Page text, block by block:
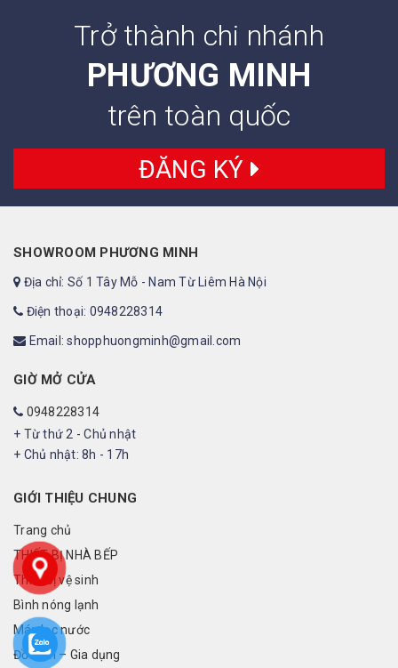
Trở thành chi nhánh
PHƯƠNG MINH
trên toàn quốc
ĐĂNG KÝ
SHOWROOM PHƯƠNG MINH
Địa chỉ: Số 1 Tây Mỗ - Nam Từ Liêm Hà Nội
Điện thoại: 0948228314
Email: shopphuongminh@gmail.com
GIỜ MỞ CỬA
0948228314
+ Từ thứ 2 - Chủ nhật
+ Chủ nhật: 8h - 17h
GIỚI THIỆU CHUNG
Trang chủ
THIẾT BỊ NHÀ BẾP
Thiết bị vệ sinh
Bình nóng lạnh
Máy lọc nước
Đồ điện – Gia dụng